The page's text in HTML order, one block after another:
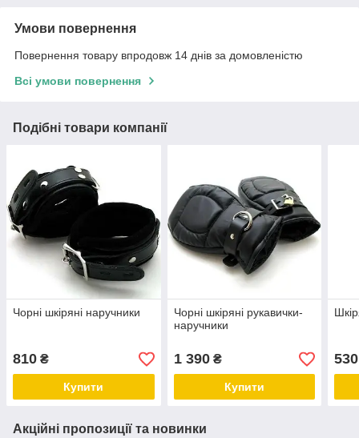
Умови повернення
Повернення товару впродовж 14 днів за домовленістю
Всі умови повернення
Подібні товари компанії
Чорні шкіряні наручники
810 ₴
Купити
Чорні шкіряні рукавички-
наручники
1 390₴
Купити
530
Акційні пропозиції та новинки